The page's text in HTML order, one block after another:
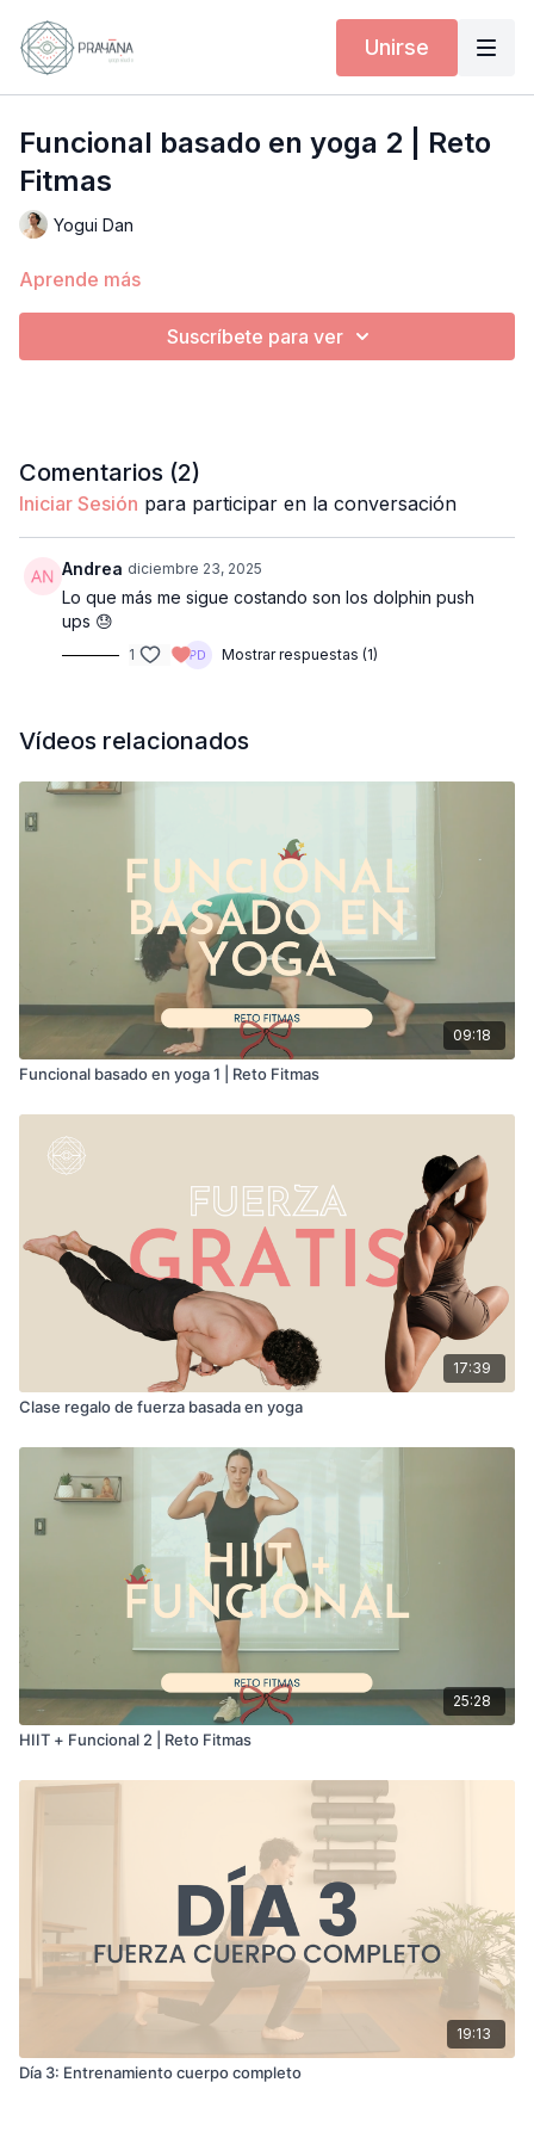
Unirse
Funcional basado en yoga 2 | Reto
Fitmas
Yogui Dan
Aprende más
Suscríbete para ver
Comentarios (2)
Iniciar Sesión para participar en la conversación
Andrea diciembre 23, 2025
Lo que más me sigue costando son los dolphin push
ups 😓
1 Mostrar respuestas (1)
Vídeos relacionados
09:18
Funcional basado en yoga 1 | Reto Fitmas
17:39
Clase regalo de fuerza basada en yoga
25:28
HIIT + Funcional 2 | Reto Fitmas
19:13
Día 3: Entrenamiento cuerpo completo